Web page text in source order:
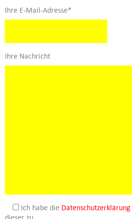
Ihre E-Mail-Adresse*
Ihre Nachricht
Ich habe die Datenschutzerklärung